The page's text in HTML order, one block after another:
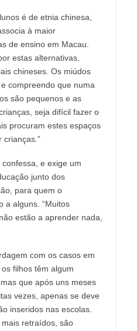
é de etnia chinesa,
à maior
de ensino em Macau.
estas alternativas,
chineses. Os miúdos
compreendo que numa
são pequenos e as
seja difícil fazer o
procuram estes espaços
crianças.”
e exige um
junto dos
para quem o
a alguns. “Muitos
estão a aprender nada,
com os casos em
filhos têm algum
que após uns meses
vezes, apenas se deve
inseridos nas escolas.
retraídos, são